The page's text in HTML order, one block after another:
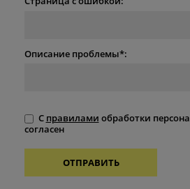
Описание проблемы*:
С правилами обработки
согласен
ОТПРАВИТЬ